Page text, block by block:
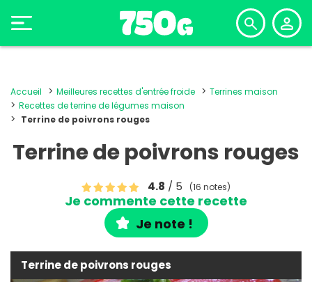
Accueil Meilleures recettes d'entrée froide
Terrines maison
Recettes de terrine de légumes maison
Terrine de poivrons rouges
Terrine de poivrons rouges
4.8 / 5 (16 notes)
Je commente cette recette
Je note !
Terrine de poivrons rouges